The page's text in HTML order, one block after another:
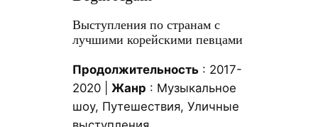
Выступления по странам с
лучшими корейскими певцами
Продолжительность: 2017-
2020 | Жанр : Музыкальное
шоу, Путешествия, Уличные